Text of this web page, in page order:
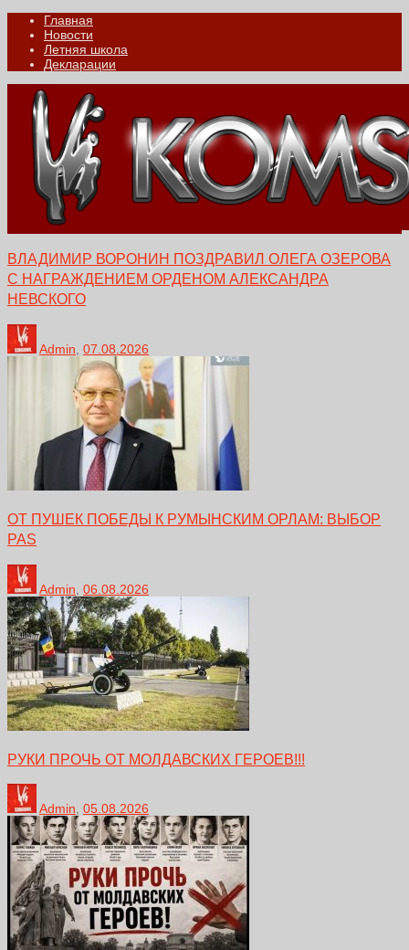
Главная
Новости
Летняя школа
Декларации
ВЛАДИМИР ВОРОНИН ПОЗДРАВИЛ ОЛЕГА ОЗЕРОВА
С НАГРАЖДЕНИЕМ ОРДЕНОМ АЛЕКСАНДРА
НЕВСКОГО
Admin 07.08.2026
ОТ ПУШЕК ПОБЕДЫ К РУМЫНСКИМ ОРЛАМ: ВЫБОР
PAS
Admin 06.08.2026
РУКИ ПРОЧЬ ОТ МОЛДАВСКИХ ГЕРОЕВ!!!
Admin, 05.08.2026